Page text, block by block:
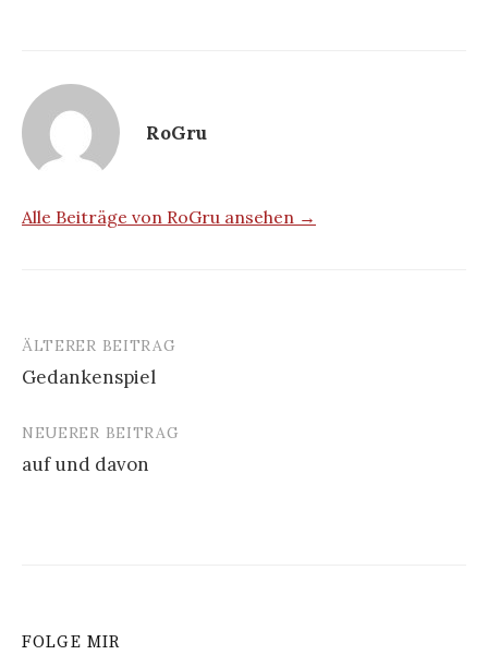
RoGru
Alle Beiträge von RoGru ansehen →
Beitrags-
Navigation
ÄLTERER BEITRAG
Gedankenspiel
NEUERER BEITRAG
auf und davon
FOLGE MIR